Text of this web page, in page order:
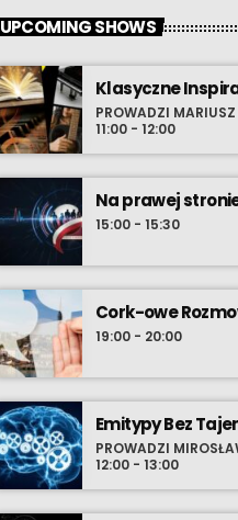
UPCOMING SHOWS
Klasyczne
PROWADZI
11:00 - 12:00
Na prawej
15:00 - 15:30
Cork-owe
19:00 - 20:00
Emitypy Bez
PROWADZI
12:00 - 13:00